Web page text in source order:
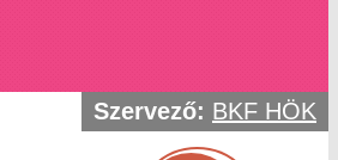
Szervező: BKF HÖK